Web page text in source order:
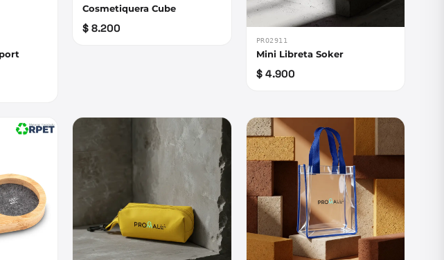
Cosmetiquera Cube
$ 8.200
PRO2911
Mini Libreta Soker
$ 4.900